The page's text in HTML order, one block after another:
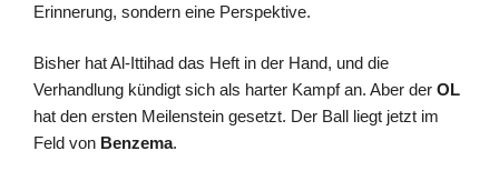
Erinnerung, sondern eine Perspektive.
Bisher hat Al-Ittihad das Heft in der Hand, und die
Verhandlung kündigt sich als harter Kampf an. Aber der OL
hat den ersten Meilenstein gesetzt. Der Ball liegt jetzt im
Feld von Benzema.